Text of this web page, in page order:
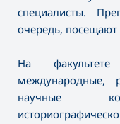
специалисты.
очередь,
На факультете
международные,
научные